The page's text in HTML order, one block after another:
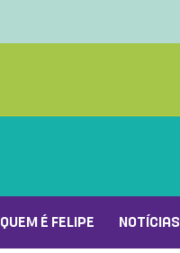
QUEM É FELIPE NOTÍCIAS